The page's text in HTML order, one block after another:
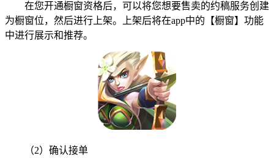
在您开通橱窗资格后，可以将您想要售卖的约稿服务创建
为橱窗位，然后进行上架。上架后将在app中的【橱窗】功能
中进行展示和推荐。
（2）确认接单